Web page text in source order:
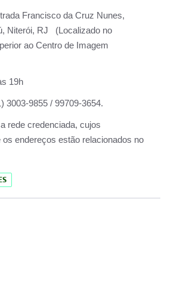
Francisco da Cruz Nunes,
Niterói, RJ (Localizado no
ao Centro de Imagem
19h
3003-9855 / 99709-3654.
rede credenciada, cujos
os endereços estão relacionados no